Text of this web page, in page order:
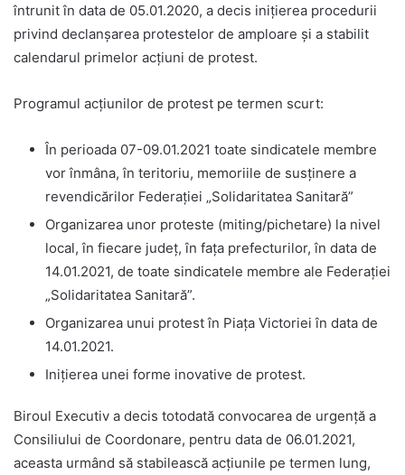
întrunit în data de 05.01.2020, a decis inițierea procedurii
privind declanșarea protestelor de amploare și a stabilit
calendarul primelor acțiuni de protest.
Programul acțiunilor de protest pe termen scurt:
În perioada 07-09.01.2021 toate sindicatele membre
vor înmâna, în teritoriu, memoriile de susținere a
revendicărilor Federației „Solidaritatea Sanitară”
Organizarea unor proteste (miting/pichetare) la nivel
local, în fiecare județ, în fața prefecturilor, în data de
14.01.2021, de toate sindicatele membre ale Federației
„Solidaritatea Sanitară”.
Organizarea unui protest în Piața Victoriei în data de
14.01.2021.
Inițierea unei forme inovative de protest.
Biroul Executiv a decis totodată convocarea de urgență a
Consiliului de Coordonare, pentru data de 06.01.2021,
aceasta urmând să stabilească acțiunile pe termen lung,